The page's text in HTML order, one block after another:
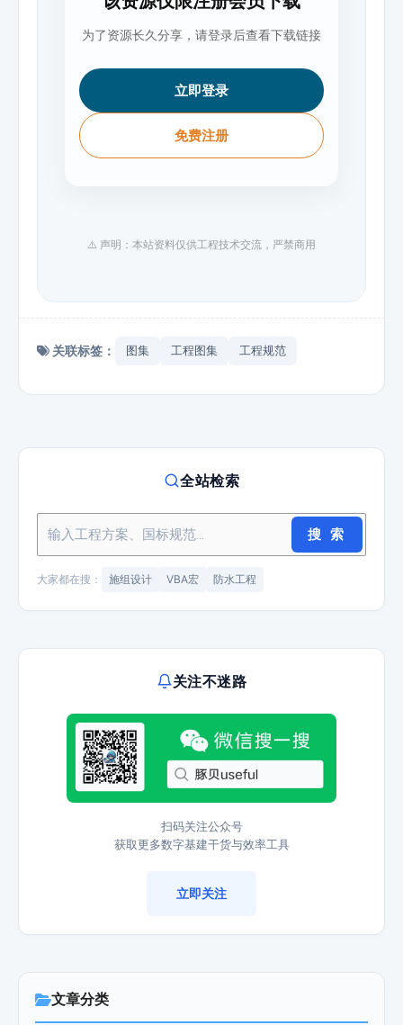
为了资源长久分享，请登录后查看下载链接
立即登录
免费注册
⚠️ 声明：本站资料仅供工程技术交流，严禁商用
关联标签： 图集 工程图集 工程规范
全站检索
搜 索
大家都在搜： 施组设计 VBA宏 防水工程
关注不迷路
扫码关注公众号
获取更多数字基建干货与效率工具
立即关注
文章分类